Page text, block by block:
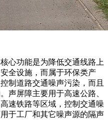
心功能是为降低交通线路上
全设施，而属于环保类产
制道路交通噪声污染，而且
声屏障主要用于高速公路、
速铁路等区域，控制交通噪
于工厂和其它噪声源的隔声